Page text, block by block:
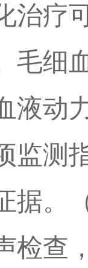
治疗
毛细
液动
监测
据。
检查